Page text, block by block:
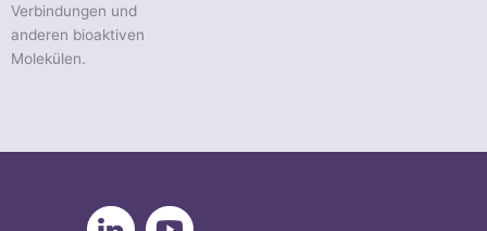
Verbindungen und
anderen bioaktiven
Molekülen.